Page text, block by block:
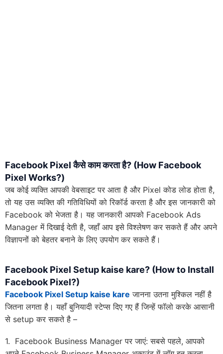
Facebook Pixel कैसे काम करता है? (How Facebook
Pixel Works?)
जब कोई व्यक्ति आपकी वेबसाइट पर आता है और Pixel कोड लोड होता है,
तो यह उस व्यक्ति की गतिविधियों को रिकॉर्ड करता है और इस जानकारी को
Facebook को भेजता है। यह जानकारी आपको Facebook Ads
Manager में दिखाई देती है, जहाँ आप इसे विश्लेषण कर सकते हैं और अपने
विज्ञापनों को बेहतर बनाने के लिए उपयोग कर सकते हैं।
Facebook Pixel Setup kaise kare? (How to Install
Facebook Pixel?)
Facebook Pixel Setup kaise kare जानना उतना मुश्किल नहीं है
जितना लगता है। यहाँ बुनियादी स्टेप्स दिए गए हैं जिन्हें फॉलो करके आसानी
से setup कर सकते है –
1. Facebook Business Manager पर जाएं: सबसे पहले, आपको